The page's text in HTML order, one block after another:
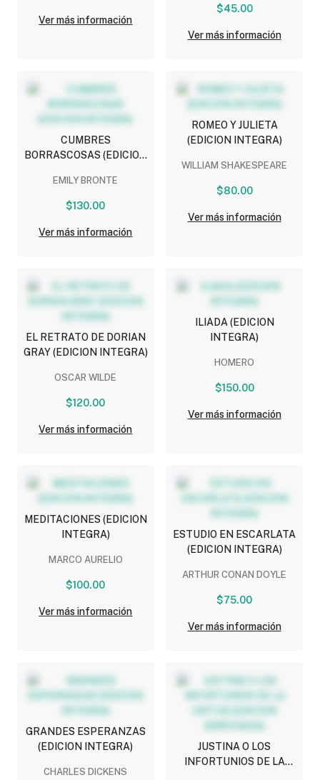
Ver más información
$45.00
Ver más información
CUMBRES
BORRASCOSAS (EDICION
EMILY BRONTE
$130.00
Ver más información
ROMEO Y JULIETA
(EDICION INTEGRA)
WILLIAM SHAKESPEARE
$80.00
Ver más información
EL RETRATO DE DORIAN
GRAY (EDICION INTEGRA)
OSCAR WILDE
$120.00
Ver más información
ILIADA (EDICION
INTEGRA)
HOMERO
$150.00
Ver más información
MEDITACIONES (EDICION
INTEGRA)
MARCO AURELIO
$100.00
Ver más información
ESTUDIO EN ESCARLATA
(EDICION INTEGRA)
ARTHUR CONAN DOYLE
$75.00
Ver más información
GRANDES ESPERANZAS
(EDICION INTEGRA)
CHARLES DICKENS
JUSTINA O LOS
INFORTUNIOS DE LA